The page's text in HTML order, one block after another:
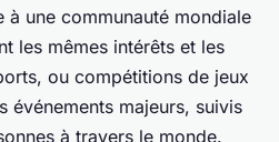
à une communauté mondiale
les mêmes intérêts et les
, ou compétitions de jeux
événements majeurs, suivis
à travers le monde.